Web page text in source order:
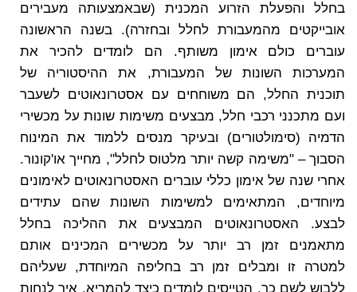
בחלל והפעלת הזרוע המכנית (שבאמצעותה מעבירים
אובייקטים מהמעבורת לחלל ובחזרה). בשנה הראשונה
עוברים כולם אימון משותף. הם לומדים להכיר את
המערכות השונות של המעבורת, את ההיסטוריה של
תוכנית החלל, הם משוחחים עם אסטרונאוטים לשעבר
ועם מתכנני רכבי חלל, מבצעים משימות שונות על מכשירי
הדמיה (סימולטורים) ובעיקר מנסים ללמוד את המינוח
הסבוך – "משימה קשה יותר מלטוס לחלל", מחייך או'קונור.
אחרי שנה של אימון כללי עוברים האסטרונאוטים לאימונים
מיוחדים, המתאימים למשימות השונות שהם עתידים
לבצע. האסטרונאוטים המבצעים את ההליכה בחלל
מתאמנים זמן רב יותר על מכשירים המכינים אותם
למטרה זו ומבלים זמן רב בחליפה המיוחדת, שעליהם
ללבוש לשם כך. הטייסים לומדים כיצד להמריא, איך לנחות